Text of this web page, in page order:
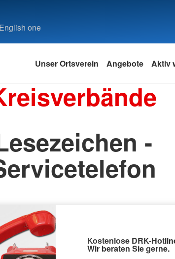
one
Unser Ortsverein Angebote Aktiv
-
Kostenlose DRK-
Wir beraten Sie gerne.